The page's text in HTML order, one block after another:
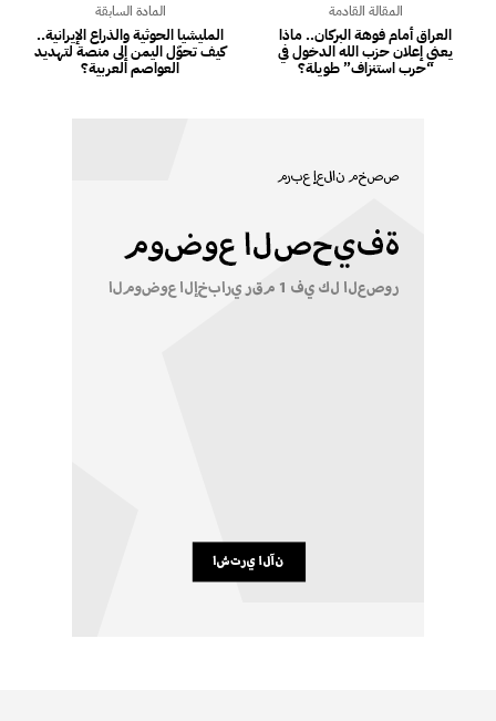
المادة السابقة
المليشيا الحوثية والذراع الإيرانية..
كيف تحوّل اليمن إلى منصة لتهديد
العواصم العربية؟
المقالة القادمة
العراق أمام فوهة البركان.. ماذا
يعني إعلان حزب الله الدخول في
“حرب استنزاف” طويلة؟